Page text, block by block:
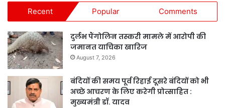
Recent Popular Comments
दुर्लभ पैंगोलिन तस्करी मामले में आरोपी की
जमानत याचिका खारिज
August 7, 2026
बंदियों की समय पूर्व रिहाई दूसरे बंदियों को भी
अच्छे आचरण के लिए करेगी प्रोत्साहित :
मुख्यमंत्री डॉ. यादव